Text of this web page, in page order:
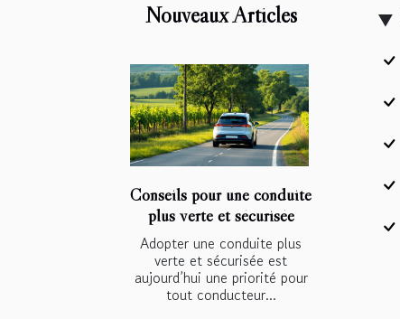
Nouveaux Articles
Conseils pour une conduite
plus verte et sécurisée
Adopter une conduite plus
verte et sécurisée est
aujourd’hui une priorité pour
tout conducteur...